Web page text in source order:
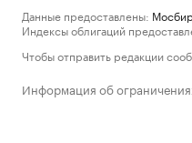
Данные предоставлены:
Индексы облигаций
Чтобы отправить редакции
Информация об